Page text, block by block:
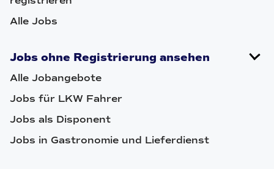
Alle Jobs
Jobs ohne Registrierung ansehen
Alle Jobangebote
Jobs für LKW Fahrer
Jobs als Disponent
Jobs in Gastronomie und Lieferdienst